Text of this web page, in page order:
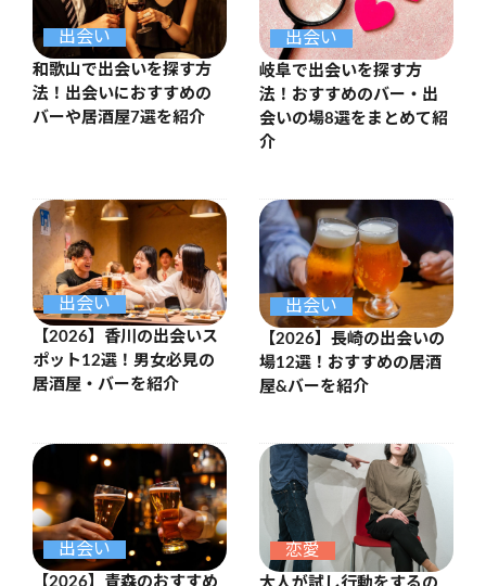
出会い
和歌山で出会いを探す方
法！出会いにおすすめの
バーや居酒屋7選を紹介
出会い
岐阜で出会いを探す方
法！おすすめのバー・出
会いの場8選をまとめて紹
介
出会い
【2026】香川の出会いス
ポット12選！男女必見の
居酒屋・バーを紹介
出会い
【2026】長崎の出会いの
場12選！おすすめの居酒
屋&バーを紹介
出会い
【2026】青森のおすすめ
恋愛